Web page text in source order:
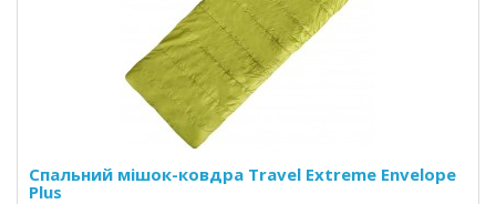
Спальний мішок-ковдра Travel Extreme Envelope
Plus